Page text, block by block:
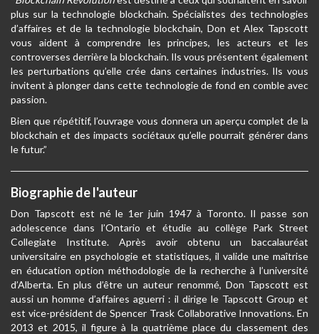
plus sur la technologie blockchain. Spécialistes des technologies
d’affaires et de la technologie blockchain, Don et Alex Tapscott
vous aident à comprendre les principes, les acteurs et les
controverses derrière la blockchain. Ils vous présentent également
les perturbations qu’elle crée dans certaines industries. Ils vous
invitent à plonger dans cette technologie de fond en comble avec
passion.
Bien que répétitif, l’ouvrage vous donnera un aperçu complet de la
blockchain et des impacts sociétaux qu’elle pourrait générer dans
le futur.”
Biographie de l'auteur
Don Tapscott est né le 1er juin 1947 à Toronto. Il passe son
adolescence dans l’Ontario et étudie au collège Park Street
Collegiate Institute. Après avoir obtenu un baccalauréat
universitaire en psychologie et statistiques, il valide une maîtrise
en éducation option méthodologie de la recherche à l’université
d’Alberta. En plus d’être un auteur renommé, Don Tapscott est
aussi un homme d’affaires aguerri : il dirige le Tapscott Group et
est vice-président de Spencer Trask Collaborative Innovations. En
2013 et 2015, il figure à la quatrième place du classement des